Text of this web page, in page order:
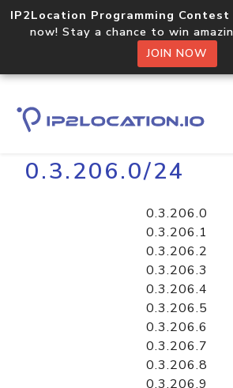
IP2Location Programming Contest
now! Stay a chance to win
JOIN NOW
Home Libraries
0.3.206.0/24
0.3.206.0
0.3.206.1
0.3.206.2
0.3.206.3
0.3.206.4
0.3.206.5
0.3.206.6
0.3.206.7
0.3.206.8
0.3.206.9